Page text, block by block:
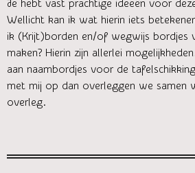
Je hebt vast prachtige ideeën voor
Wellicht kan ik wat hierin iets
ik (Krijt)borden en/of wegwijs bordjes
maken? Hierin zijn allerlei
aan naambordjes voor de
met mij op dan overleggen we samen
overleg.